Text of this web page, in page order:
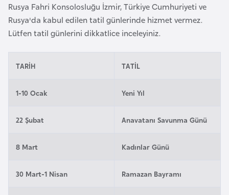
Rusya Fahri Konsolosluğu İzmir, Türkiye Cumhuriyeti ve
Rusya'da kabul edilen tatil günlerinde hizmet vermez.
Lütfen tatil günlerini dikkatlice inceleyiniz.
TARİH TATİL
1-10 Ocak Yeni Yıl
22 Şubat Anavatanı Savunma Günü
8 Mart Kadınlar Günü
30 Mart-1 Nisan Ramazan Bayramı
B
e
i
a
n
n